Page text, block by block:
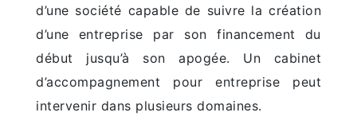
d’une société capable de suivre la création
d’une entreprise par son financement du
début jusqu’à son apogée. Un cabinet
d’accompagnement pour entreprise peut
intervenir dans plusieurs domaines.